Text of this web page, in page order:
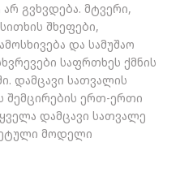
გვხვდება. მტვერი,
შხეფები,
და სამუშაო
საფრთხეს ქმნის
დამცავი სათვალის
შემცირების ერთ-ერთი
დამცავი სათვალე
მოდელი